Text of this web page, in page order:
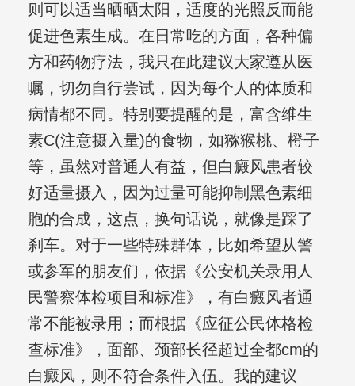
则可以适当晒晒太阳，适度的光照反而能
促进色素生成。在日常吃的方面，各种偏
方和药物疗法，我只在此建议大家遵从医
嘱，切勿自行尝试，因为每个人的体质和
病情都不同。特别要提醒的是，富含维生
素C(注意摄入量)的食物，如猕猴桃、橙子
等，虽然对普通人有益，但白癜风患者较
好适量摄入，因为过量可能抑制黑色素细
胞的合成，这点，换句话说，就像是踩了
刹车。对于一些特殊群体，比如希望从警
或参军的朋友们，依据《公安机关录用人
民警察体检项目和标准》，有白癜风者通
常不能被录用；而根据《应征公民体格检
查标准》，面部、颈部长径超过全都cm的
白癜风，则不符合条件入伍。我的建议